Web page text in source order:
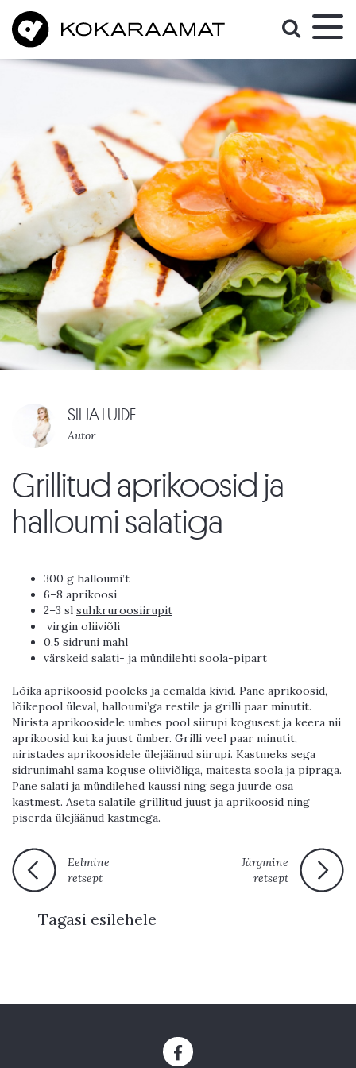
SILJA LUIDE
Autor
Grillitud aprikoosid ja
halloumi salatiga
300 g halloumi’t
6–8 aprikoosi
2–3 sl suhkruroosiirupit
virgin oliiviõli
0,5 sidruni mahl
värskeid salati- ja mündilehti soola-pipart
Lõika aprikoosid pooleks ja eemalda kivid. Pane aprikoosid,
lõikepool üleval, halloumi’ga restile ja grilli paar minutit.
Nirista aprikoosidele umbes pool siirupi kogusest ja keera nii
aprikoosid kui ka juust ümber. Grilli veel paar minutit,
niristades aprikoosidele ülejäänud siirupi. Kastmeks sega
sidrunimahl sama koguse oliiviõliga, maitesta soola ja pipraga.
Pane salati ja mündilehed kaussi ning sega juurde osa
kastmest. Aseta salatile grillitud juust ja aprikoosid ning
piserda ülejäänud kastmega.
Eelmine
retsept
Järgmine
retsept
Tagasi esilehele